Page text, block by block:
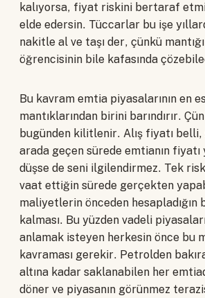
kalıyorsa, fiyat riskini bertaraf
elde edersin. Tüccarlar bu işe
nakitle al ve taşı der, çünkü
öğrencisinin bile kafasında
Bu kavram emtia piyasalarının en
mantıklarından birini barındırır.
bugünden kilitlenir. Alış fiyatı belli,
arada geçen sürede emtianın fiyatı
düşse de seni ilgilendirmez. Tek
vaat ettiğin sürede gerçekten
maliyetlerin önceden hesapladığın
kalması. Bu yüzden vadeli
anlamak isteyen herkesin önce bu
kavraması gerekir. Petrolden
altına kadar saklanabilen her
döner ve piyasanın görünmez